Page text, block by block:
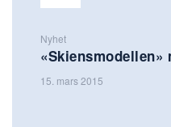
Nyhet
15. mars 2015